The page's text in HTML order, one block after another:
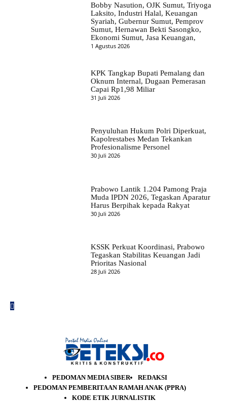
Bobby Nasution, OJK Sumut, Triyoga
Laksito, Industri Halal, Keuangan
Syariah, Gubernur Sumut, Pemprov
Sumut, Hernawan Bekti Sasongko,
Ekonomi Sumut, Jasa Keuangan,
1 Agustus 2026
KPK Tangkap Bupati Pemalang dan
Oknum Internal, Dugaan Pemerasan
Capai Rp1,98 Miliar
31 Juli 2026
Penyuluhan Hukum Polri Diperkuat,
Kapolrestabes Medan Tekankan
Profesionalisme Personel
30 Juli 2026
Prabowo Lantik 1.204 Pamong Praja
Muda IPDN 2026, Tegaskan Aparatur
Harus Berpihak kepada Rakyat
30 Juli 2026
KSSK Perkuat Koordinasi, Prabowo
Tegaskan Stabilitas Keuangan Jadi
Prioritas Nasional
28 Juli 2026
PEDOMAN MEDIA SIBER
REDAKSI
PEDOMAN PEMBERITAAN RAMAH ANAK (PPRA)
KODE ETIK JURNALISTIK